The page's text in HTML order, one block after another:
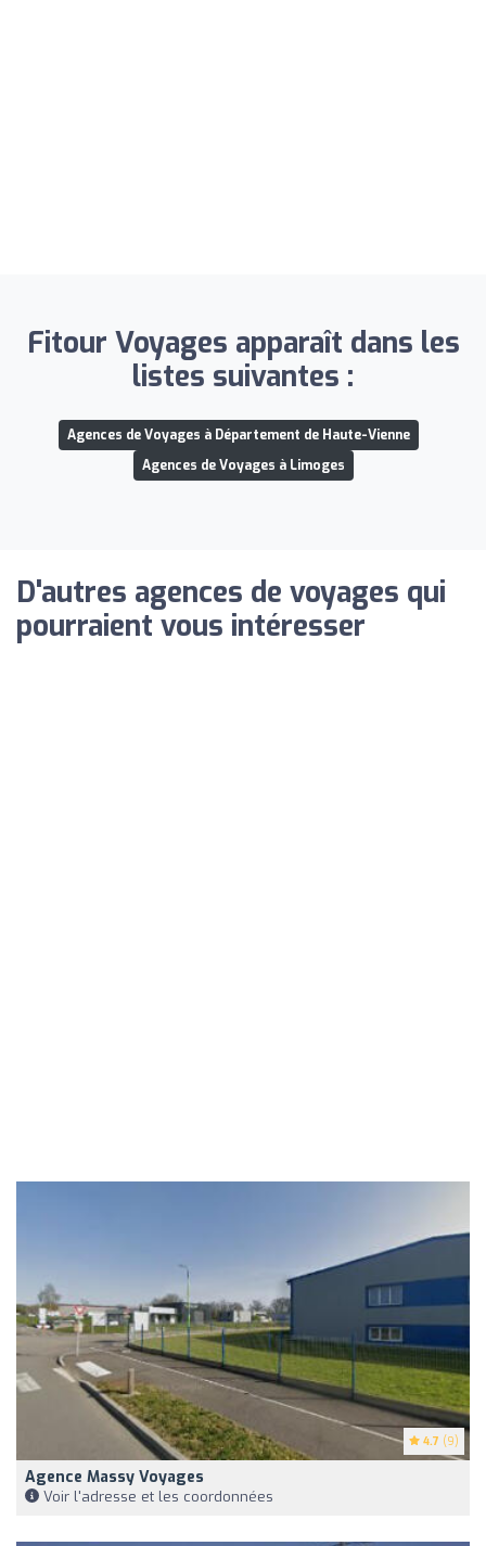
Fitour Voyages apparaît dans les
listes suivantes :
Agences de Voyages à Département de Haute-Vienne
Agences de Voyages à Limoges
D'autres agences de voyages qui
pourraient vous intéresser
4.7 (9)
Agence Massy Voyages
Voir l'adresse et les coordonnées